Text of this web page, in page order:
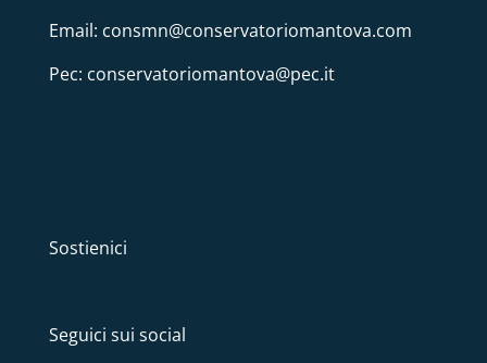
Email: consmn@conservatoriomantova.com
Pec: conservatoriomantova@pec.it
Sostienici
Seguici sui social